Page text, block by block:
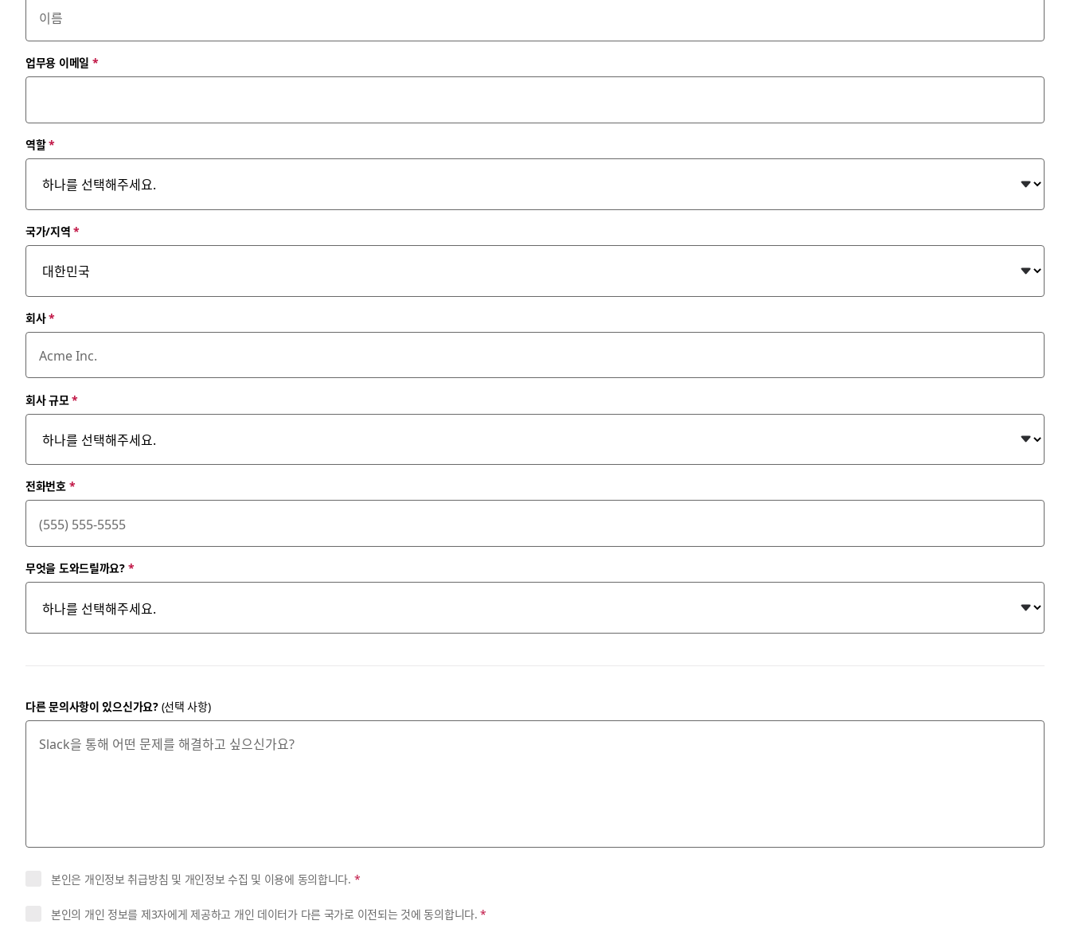
업무용 이메일 *
역할*
국가/지역 *
회사*
회사 규모 *
전화번호*
무엇을 도와드릴까요?*
다른 문의사항이 있으신가요?(선택 사항)
본인은 개인정보 취급방침 및 개인정보 수집 및 이용에 동의합니다. *
본인의 개인 정보를 제3자에게 제공하고 개인 데이터가 다른 국가로 이전되는 것에 동의합니다. *